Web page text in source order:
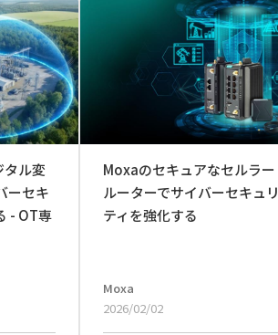
タル変
ーセキ
- OT専
Moxaのセキュアなセルラー
ルーターでサイバーセキュリ
ティを強化する
Moxa
2026/02/02